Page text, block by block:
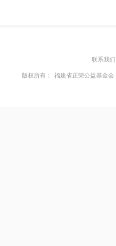
联系我们
版权所有： 福建省正荣公益基金会